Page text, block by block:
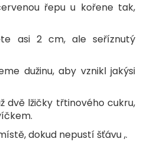
řepu u kořene tak,
asi 2 cm, ale seříznutý
dužinu, aby vznikl jakýsi
dvě lžičky třtinového cukru,
dokud nepustí šťávu ,.